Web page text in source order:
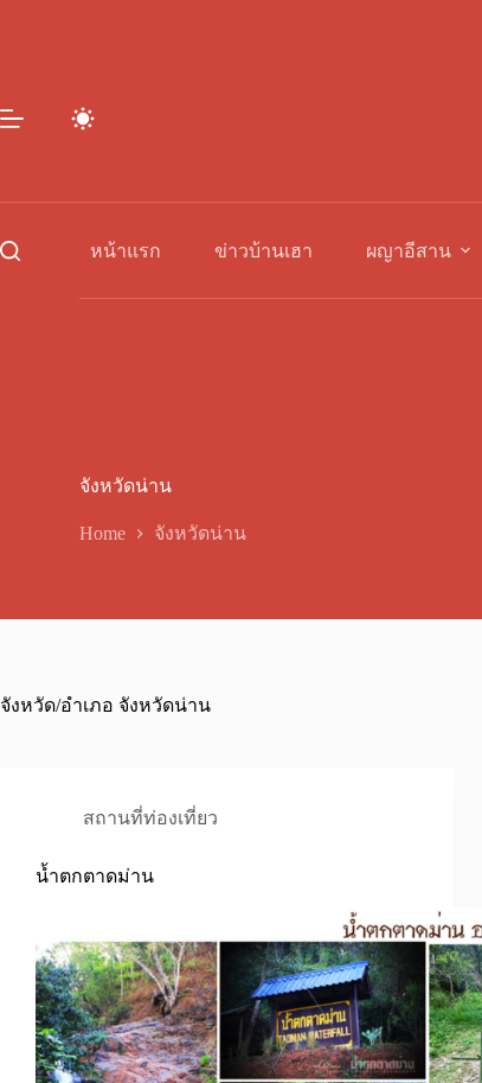
หน้าแรก ข่าวบ้านเฮา ผญาอีสาน
จังหวัดน่าน
Home จังหวัดน่าน
จังหวัด/อำเภอ จังหวัดน่าน
สถานที่ท่องเที่ยว
น้ำตกตาดม่าน